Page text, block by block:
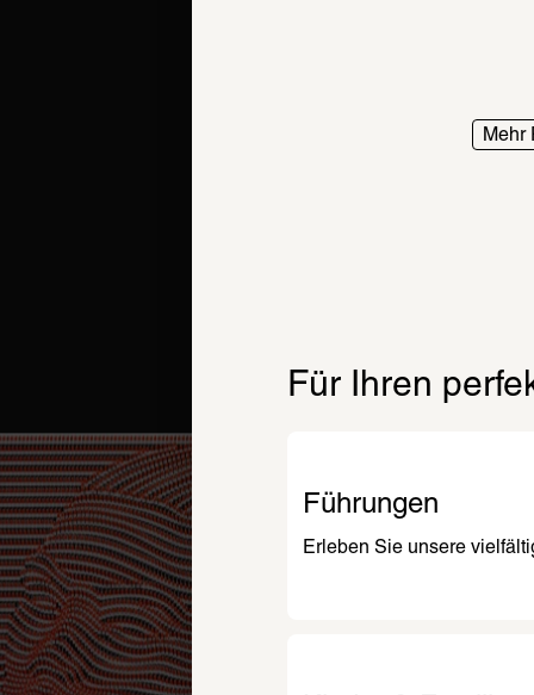
Mehr
Für Ihren
Führungen
Erleben Sie unsere